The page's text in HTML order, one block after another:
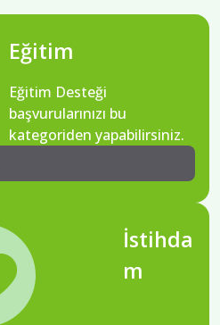
Eğitim
Eğitim Desteği
başvurularınızı bu
kategoriden yapabilirsiniz.
İstihda
m